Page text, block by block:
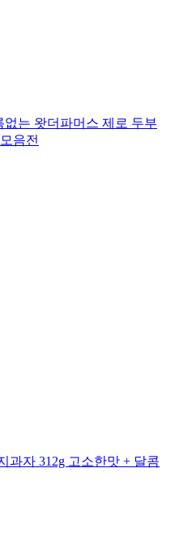
는 왓더파머스 제로 두부
음전
과자 312g 고소한맛 + 달콤